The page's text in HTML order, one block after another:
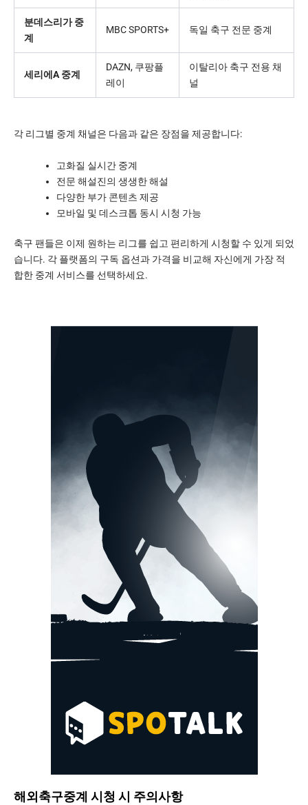
분데스리가 중
계
MBC SPORTS+ 독일 축구 전문 중계
세리에A 중계
DAZN, 쿠팡플
레이
이탈리아 축구 전용 채
널
각 리그별 중계 채널은 다음과 같은 장점을 제공합니다:
고화질 실시간 중계
전문 해설진의 생생한 해설
다양한 부가 콘텐츠 제공
모바일 및 데스크톱 동시 시청 가능
축구 팬들은 이제 원하는 리그를 쉽고 편리하게 시청할 수 있게 되었
습니다. 각 플랫폼의 구독 옵션과 가격을 비교해 자신에게 가장 적
합한 중계 서비스를 선택하세요.
해외축구중계 시청 시 주의사항